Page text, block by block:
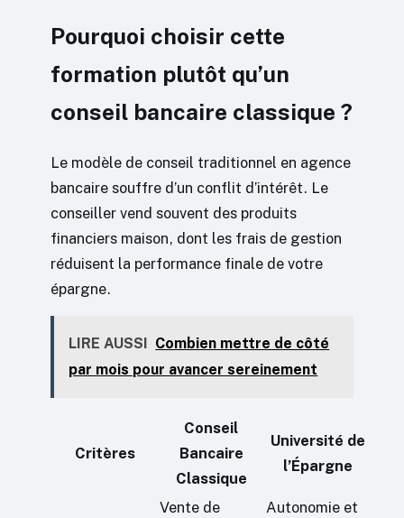
Pourquoi choisir cette
formation plutôt qu’un
conseil bancaire classique ?
Le modèle de conseil traditionnel en agence
bancaire souffre d’un conflit d’intérêt. Le
conseiller vend souvent des produits
financiers maison, dont les frais de gestion
réduisent la performance finale de votre
épargne.
LIRE AUSSI
Combien mettre de côté
par mois pour avancer sereinement
Critères
Conseil
Bancaire
Classique
Université de
l’Épargne
Vente de
Autonomie et